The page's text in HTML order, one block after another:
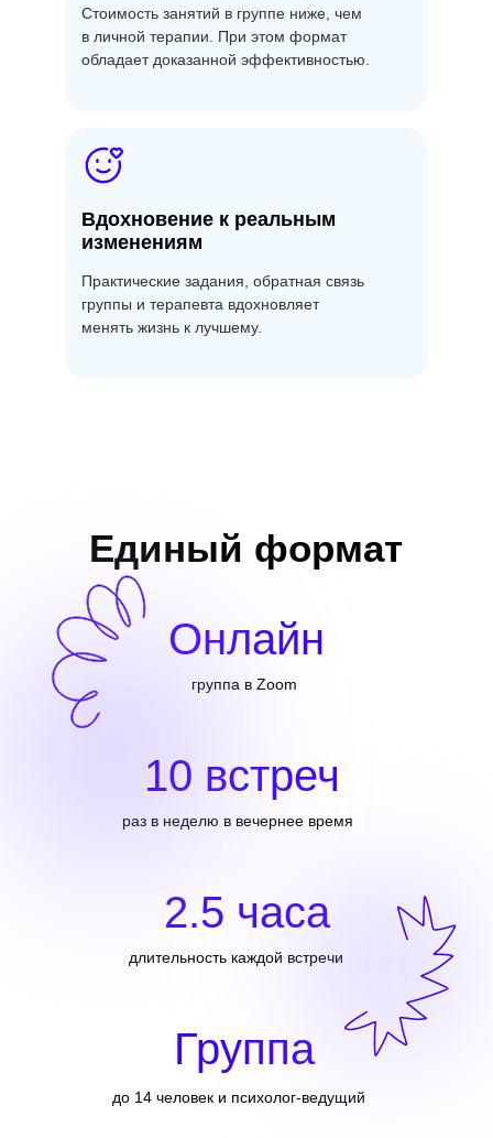
Стоимость занятий в группе ниже, чем
в личной терапии. При этом формат
обладает доказанной эффективностью.
Вдохновение к реальным
изменениям
Практические задания, обратная связь
группы и терапевта вдохновляет
менять жизнь к лучшему.
Единый формат
10 встреч
раз в неделю в вечернее время
2.5 часа
длительность каждой встречи
Группа
до 14 человек и психолог-ведущий
Онлайн
группа в Zoom
Терапевтическая группа с проективными
методиками — мягком, но точном способе
Зажги светв
Набор закрыт
Онлайн группа
Наши
психологические
ПОДРОБНЕЕ
Выберите направление, которое ближе к
получите поддержку терапевта в рамках
психологической группы
Старт 18 февраля